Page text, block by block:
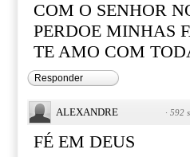
COM O SENHOR
PERDOE MINHAS
TE AMO COM
Responder
ALEXANDRE · 592
FÉ EM DEUS